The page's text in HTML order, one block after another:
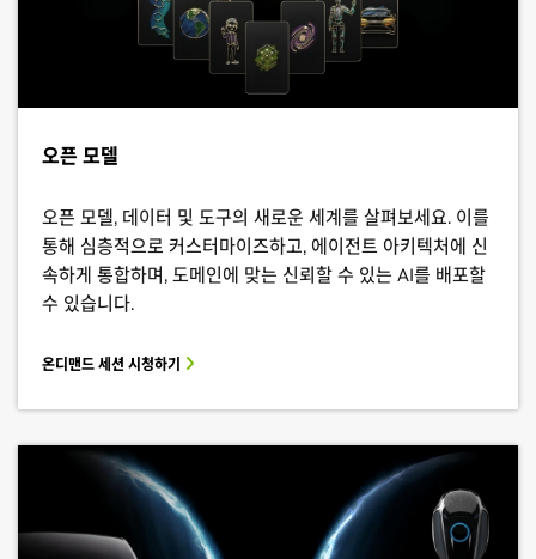
오픈 모델
오픈 모델, 데이터 및 도구의 새로운 세계를 살펴보세요. 이를
통해 심층적으로 커스터마이즈하고, 에이전트 아키텍처에 신
속하게 통합하며, 도메인에 맞는 신뢰할 수 있는 AI를 배포할
수 있습니다.
온디맨드 세션 시청하기